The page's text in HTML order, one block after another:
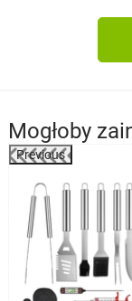
Mogłoby
Previous